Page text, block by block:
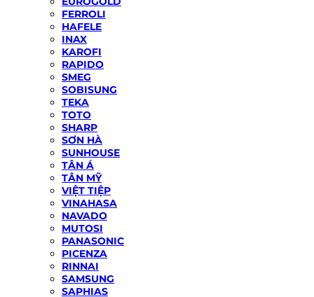
FERROLI
HAFELE
INAX
KAROFI
RAPIDO
SMEG
SOBISUNG
TEKA
TOTO
SHARP
SƠN HÀ
SUNHOUSE
TÂN Á
TÂN MỸ
VIỆT TIỆP
VINAHASA
NAVADO
MUTOSI
PANASONIC
PICENZA
RINNAI
SAMSUNG
SAPHIAS